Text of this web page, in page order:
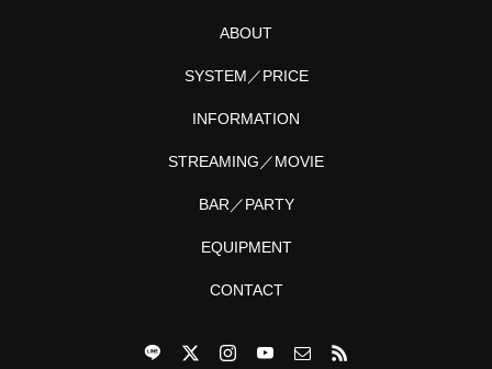
ABOUT
SYSTEM／PRICE
INFORMATION
STREAMING／MOVIE
BAR／PARTY
EQUIPMENT
CONTACT